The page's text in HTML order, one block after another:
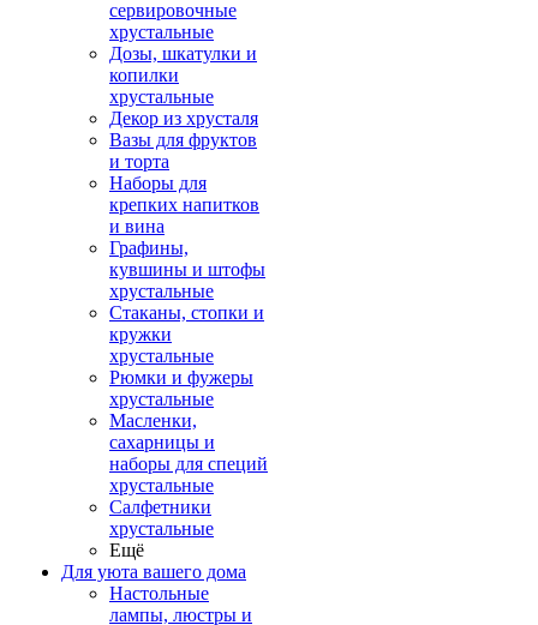
сервировочные
хрустальные
Дозы, шкатулки и
копилки
хрустальные
Декор из хрусталя
Вазы для фруктов
и торта
Наборы для
крепких напитков
и вина
Графины,
кувшины и штофы
хрустальные
Стаканы, стопки и
кружки
хрустальные
Рюмки и фужеры
хрустальные
Масленки,
сахарницы и
наборы для специй
хрустальные
Салфетники
хрустальные
Ещё
Для уюта вашего дома
Настольные
лампы, люстры и